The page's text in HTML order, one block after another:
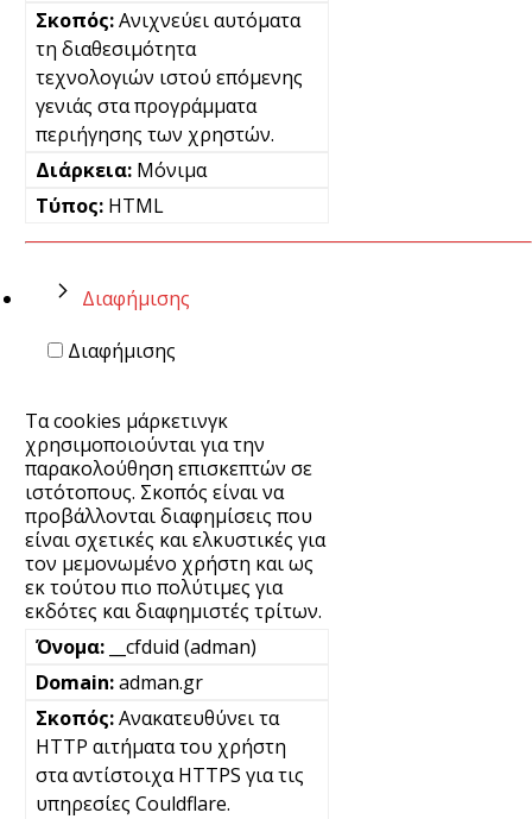
Ανιχνεύει αυτόματα
τη διαθεσιμότητα
τεχνολογιών ιστού επόμενης
γενιάς στα προγράμματα
περιήγησης των χρηστών.
Μόνιμα
HTML
Διαφήμισης
Διαφήμισης
Τα cookies μάρκετινγκ
χρησιμοποιούνται για την
παρακολούθηση επισκεπτών σε
ιστότοπους. Σκοπός είναι να
προβάλλονται διαφημίσεις που
είναι σχετικές και ελκυστικές για
τον μεμονωμένο χρήστη και ως
εκ τούτου πιο πολύτιμες για
εκδότες και διαφημιστές τρίτων.
__cfduid (adman)
adman.gr
Ανακατευθύνει τα
HTTP αιτήματα του χρήστη
στα αντίστοιχα HTTPS για τις
υπηρεσίες Couldflare.